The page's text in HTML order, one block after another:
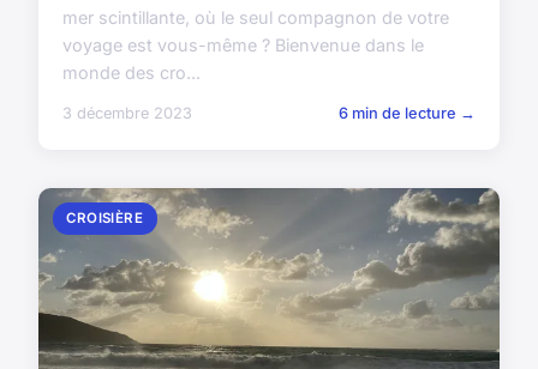
mer scintillante, où le seul compagnon de votre
voyage est vous-même ? Bienvenue dans le
monde des cro...
3 décembre 2023 6 min de lecture →
CROISIÈRE